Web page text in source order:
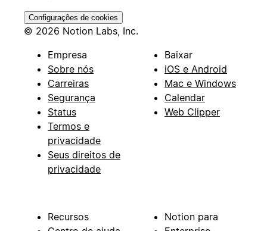
Configurações de cookies
© 2026 Notion Labs, Inc.
Empresa
Sobre nós
Carreiras
Segurança
Status
Termos e
privacidade
Seus direitos de
privacidade
Baixar
iOS e Android
Mac e Windows
Calendar
Web Clipper
Recursos
Notion para